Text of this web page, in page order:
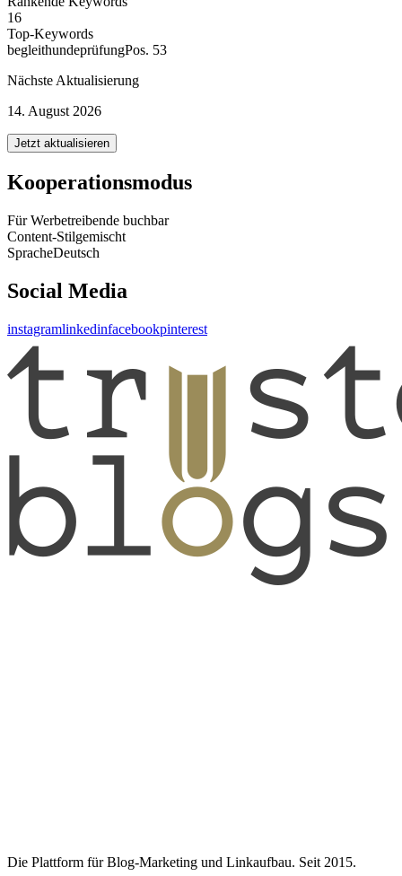
16
Top-Keywords
begleithundeprüfungPos. 53
Nächste Aktualisierung
14. August 2026
Jetzt aktualisieren
Kooperationsmodus
Für Werbetreibende buchbar
Content-Stilgemischt
SpracheDeutsch
Social Media
instagramlinkedinfacebookpinterest
Die Plattform für Blog-Marketing und Linkaufbau. Seit 2015.